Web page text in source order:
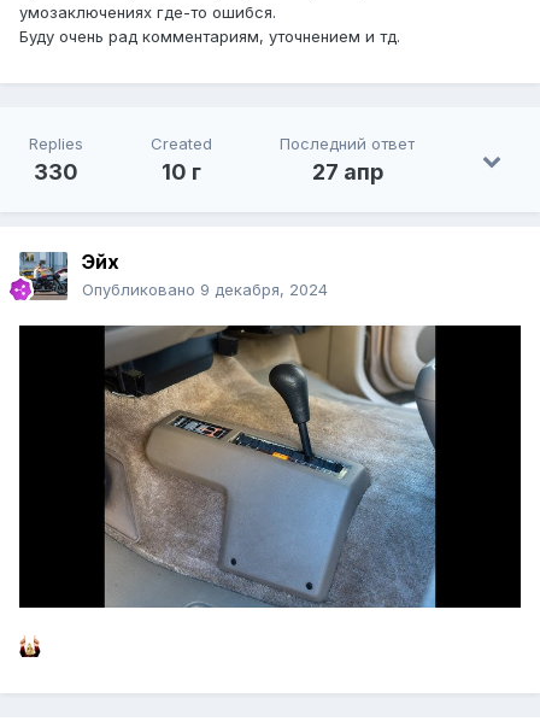
умозаключениях где-то ошибся.
Буду очень рад комментариям, уточнением и тд.
Replies
330
Created
10 г
Последний ответ
27 апр
Эйх
Опубликовано 9 декабря, 2024